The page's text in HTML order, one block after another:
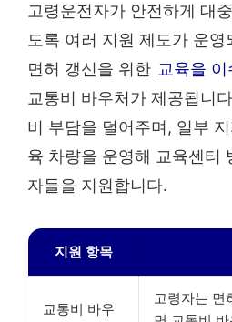
고령운전자가 안전하게 대
도록 여러 지원 제도가 운
면허 갱신을 위한 교육을
교통비 바우처가 제공됩니
비 부담을 덜어주며, 일부
육 차량을 운영해 교육센터
자들을 지원합니다.
지원 항목
교통비 바우
고령자는 면